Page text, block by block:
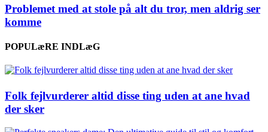
Problemet med at stole på alt du tror, men aldrig ser
komme
POPULæRE INDLæG
Folk fejlvurderer altid disse ting uden at ane hvad
der sker